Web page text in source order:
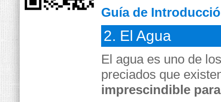
Guía de
2. El Agua
El agua es uno de
preciados que
imprescindible